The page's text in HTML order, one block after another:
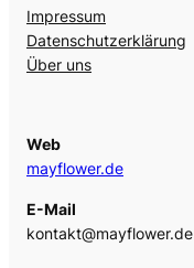
Impressum
Datenschutzerklärung
Über uns
Web
mayflower.de
E-Mail
kontakt@mayflower.de